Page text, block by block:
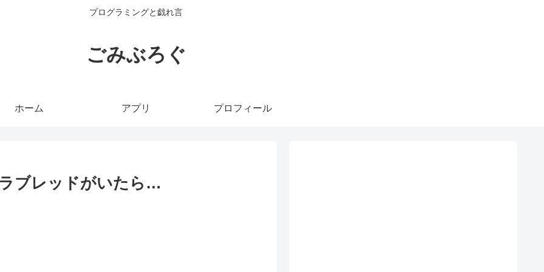
プログラミングと戯れ言
ごみぶろぐ
ホーム アプリ プロフィール
ブレッドがいたら…